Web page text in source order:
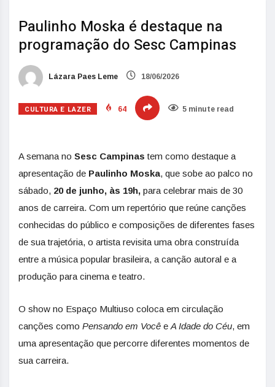
Paulinho Moska é destaque na
programação do Sesc Campinas
Lázara Paes Leme 18/06/2026
CULTURA E LAZER 64 5 minute read
A semana no Sesc Campinas tem como destaque a
apresentação de Paulinho Moska, que sobe ao palco no
sábado, 20 de junho, às 19h, para celebrar mais de 30
anos de carreira. Com um repertório que reúne canções
conhecidas do público e composições de diferentes fases
de sua trajetória, o artista revisita uma obra construída
entre a música popular brasileira, a canção autoral e a
produção para cinema e teatro.
O show no Espaço Multiuso coloca em circulação
canções como Pensando em Você e A Idade do Céu, em
uma apresentação que percorre diferentes momentos de
sua carreira.